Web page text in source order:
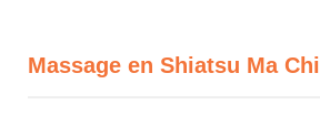
Massage en Shiatsu Ma Chi